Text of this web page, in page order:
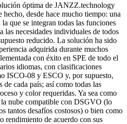
óptima de JANZZ.technology
desde hace mucho tiempo: una
que se integran todas las funciones
las necesidades individuales de todos
reducido. La solución ha sido
adquirida durante muchos
con éxito en SPE de todo el
idiomas, con clasificaciones
ISCO-08 y ESCO y, por supuesto,
de cada país; así como todas las
y color requeridas. Ya sea como
nube compatible con DSGVO (lo
tantos desafíos costosos) o bien como
rendimiento de acuerdo con sus